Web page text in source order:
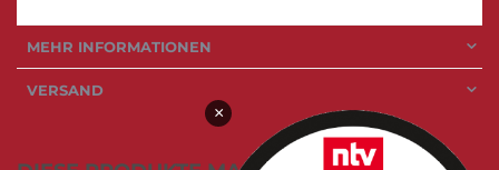
MEHR INFORMATIONEN
VERSAND
×